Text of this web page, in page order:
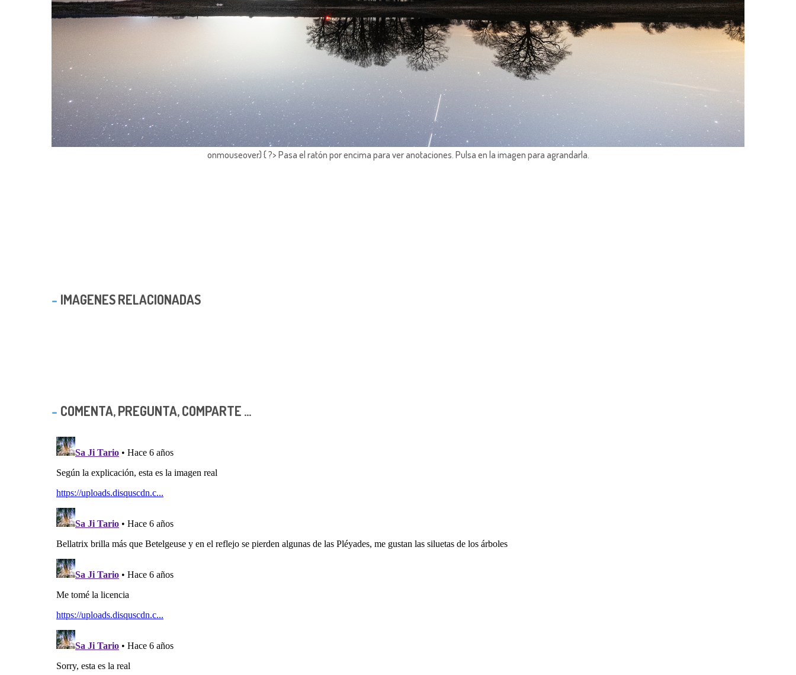
onmouseover) { ?> Pasa el ratón por encima para ver anotaciones. Pulsa en la imagen para agrandarla.
IMAGENES RELACIONADAS
COMENTA, PREGUNTA, COMPARTE ...